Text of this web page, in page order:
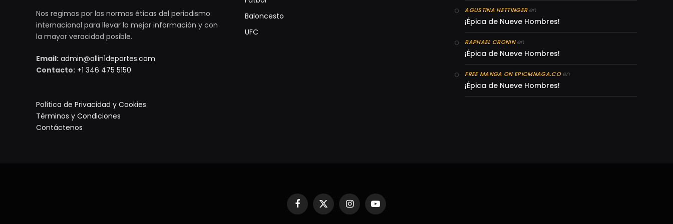
Nos regimos por las normas éticas del periodismo
internacional para llevar la mejor información y con
la mayor veracidad posible.
Email: admin@allin1deportes.com
Contacto: +1 346 475 5150
Política de Privacidad y Cookies
Términos y Condiciones
Contáctenos
Baloncesto
UFC
AGUSTINA HETTINGERen
¡Épica de Nueve Hombres!
RAPHAEL CRONINen
¡Épica de Nueve Hombres!
FREE MANGA ON EPICMNAGA.COen
¡Épica de Nueve Hombres!
Facebook
X
(Twitter)
InstagramYouTube